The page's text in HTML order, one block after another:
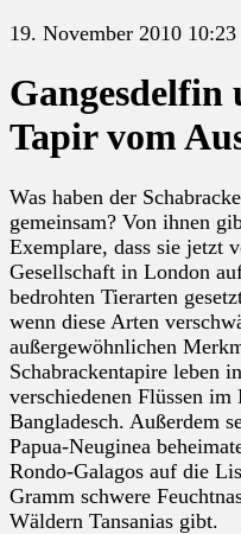
19. November 2010
Gangesdelfin
Tapir vom
Was haben der
gemeinsam? Von ihnen
Exemplare, dass sie jetzt
Gesellschaft in London
bedrohten Tierarten
wenn diese Arten
außergewöhnlichen
Schabrackentapire leben
verschiedenen Flüssen
Bangladesch. Außerdem
Papua-Neuginea
Rondo-Galagos auf die
Gramm schwere
Wäldern Tansanias gibt.